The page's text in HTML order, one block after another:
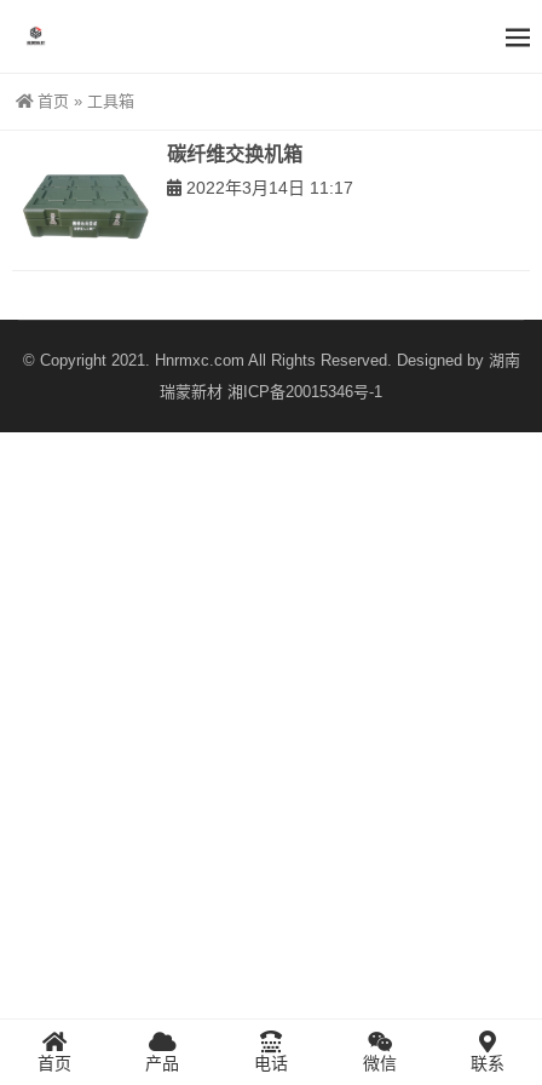
首页 » 工具箱
碳纤维交换机箱
2022年3月14日 11:17
© Copyright 2021. Hnrmxc.com All Rights Reserved. Designed by 湖南
瑞蒙新材 湘ICP备20015346号-1
首页 产品 电话 微信 联系